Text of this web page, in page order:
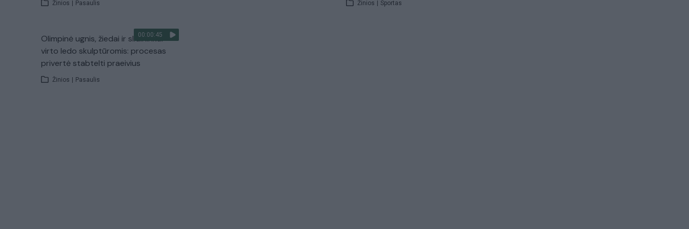
Žinios Pasaulis Žinios Sportas
00:00:45
Olimpinė ugnis, žiedai ir slidininkai
virto ledo skulptūromis: procesas
privertė stabtelti praeivius
Žinios Pasaulis